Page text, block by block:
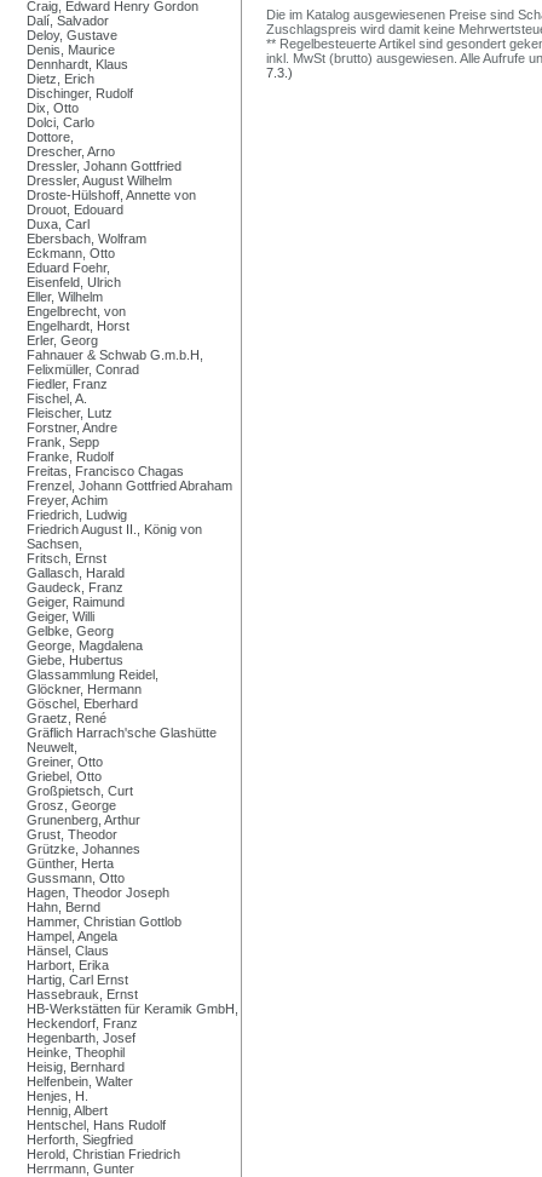
Craig, Edward Henry Gordon
Dalí, Salvador
Deloy, Gustave
Denis, Maurice
Dennhardt, Klaus
Dietz, Erich
Dischinger, Rudolf
Dix, Otto
Dolci, Carlo
Dottore,
Drescher, Arno
Dressler, Johann Gottfried
Dressler, August Wilhelm
Droste-Hülshoff, Annette von
Drouot, Edouard
Duxa, Carl
Ebersbach, Wolfram
Eckmann, Otto
Eduard Foehr,
Eisenfeld, Ulrich
Eller, Wilhelm
Engelbrecht, von
Engelhardt, Horst
Erler, Georg
Fahnauer & Schwab G.m.b.H,
Felixmüller, Conrad
Fiedler, Franz
Fischel, A.
Fleischer, Lutz
Forstner, Andre
Frank, Sepp
Franke, Rudolf
Freitas, Francisco Chagas
Frenzel, Johann Gottfried Abraham
Freyer, Achim
Friedrich, Ludwig
Friedrich August II., König von
Sachsen,
Fritsch, Ernst
Gallasch, Harald
Gaudeck, Franz
Geiger, Raimund
Geiger, Willi
Gelbke, Georg
George, Magdalena
Giebe, Hubertus
Glassammlung Reidel,
Glöckner, Hermann
Göschel, Eberhard
Graetz, René
Gräflich Harrach'sche Glashütte
Neuwelt,
Greiner, Otto
Griebel, Otto
Großpietsch, Curt
Grosz, George
Grunenberg, Arthur
Grust, Theodor
Grützke, Johannes
Günther, Herta
Gussmann, Otto
Hagen, Theodor Joseph
Hahn, Bernd
Hammer, Christian Gottlob
Hampel, Angela
Hänsel, Claus
Harbort, Erika
Hartig, Carl Ernst
Hassebrauk, Ernst
HB-Werkstätten für Keramik GmbH,
Heckendorf, Franz
Hegenbarth, Josef
Heinke, Theophil
Heisig, Bernhard
Helfenbein, Walter
Henjes, H.
Hennig, Albert
Hentschel, Hans Rudolf
Herforth, Siegfried
Herold, Christian Friedrich
Herrmann, Gunter
Die im Katalog ausgewiesenen Preise sind
Zuschlagspreis wird damit keine
** Regelbesteuerte Artikel sind gesondert
inkl. MwSt (brutto) ausgewiesen. Alle Aufrufe
7.3.)